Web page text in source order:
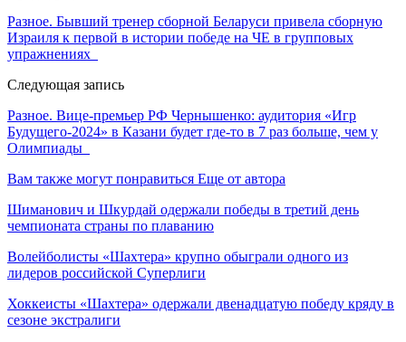
Разное. Бывший тренер сборной Беларуси привела сборную
Израиля к первой в истории победе на ЧЕ в групповых
упражнениях
Следующая запись
Разное. Вице-премьер РФ Чернышенко: аудитория «Игр
Будущего-2024» в Казани будет где-то в 7 раз больше, чем у
Олимпиады
Вам также могут понравиться Еще от автора
Шиманович и Шкурдай одержали победы в третий день
чемпионата страны по плаванию
Волейболисты «Шахтера» крупно обыграли одного из
лидеров российской Суперлиги
Хоккеисты «Шахтера» одержали двенадцатую победу кряду в
сезоне экстралиги